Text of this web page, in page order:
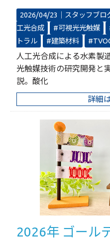
2026/04/23｜ スタッフブロ
工光合成
#可視光光触媒
トラル
#建築材料
人工光合成による水素製
光触媒技術の研究開発と
説。酸化
詳細
2026年 ゴール